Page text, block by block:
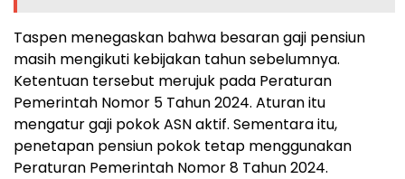
Taspen menegaskan bahwa besaran gaji pensiun
masih mengikuti kebijakan tahun sebelumnya.
Ketentuan tersebut merujuk pada Peraturan
Pemerintah Nomor 5 Tahun 2024. Aturan itu
mengatur gaji pokok ASN aktif. Sementara itu,
penetapan pensiun pokok tetap menggunakan
Peraturan Pemerintah Nomor 8 Tahun 2024.